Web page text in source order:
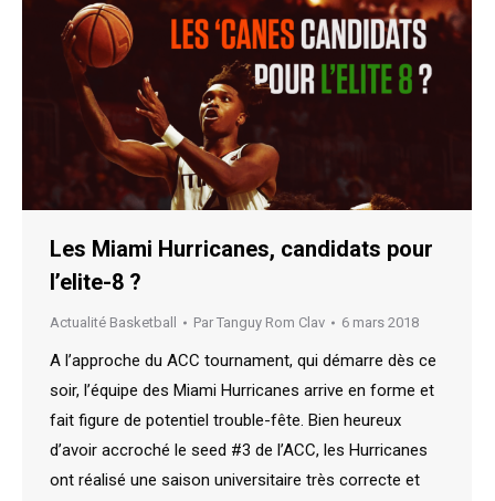
Les Miami Hurricanes, candidats pour
l’elite-8 ?
Actualité Basketball Par Tanguy Rom Clav 6 mars 2018
A l’approche du ACC tournament, qui démarre dès ce
soir, l’équipe des Miami Hurricanes arrive en forme et
fait figure de potentiel trouble-fête. Bien heureux
d’avoir accroché le seed #3 de l’ACC, les Hurricanes
ont réalisé une saison universitaire très correcte et